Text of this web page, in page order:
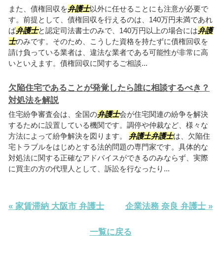
また、債権回収を弁護士以外に任せることにも注意が必要で
す。前提として、債権回収を行えるのは、140万円未満であれ
ば弁護士と認定司法書士のみで、140万円以上の場合には弁護
士のみです。そのため、こうした資格を持たずに債権回収を
請け負っている業者は、違法な業者である可能性が非常に高
いといえます。債権回収に関するご相談...
欠陥住宅であることが発覚したら誰に相談するべき？
対処法を解説
住宅紛争審査会は、全国の弁護士会が住宅関連の紛争を解決
するために設置している機関です。調停や仲裁など、様々な
方法によって紛争解決を図ります。 弁護士弁護士は、欠陥住
宅トラブルをはじめとする法的問題の専門家です。具体的な
対処法に関する正確なアドバイスができるのみならず、実際
に買主の方の代理人として、訴訟を行なったり...
« 家賃滞納 大阪市 弁護士 企業法務 奈良 弁護士 »
一覧に戻る